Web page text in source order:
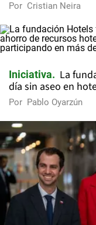
Por Cristian Neira
Iniciativa
La
día sin aseo en
Por Pablo Oyarzún